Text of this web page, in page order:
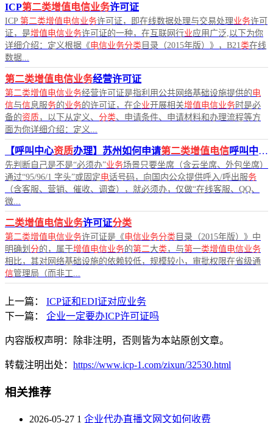
ICP第二类增值电信业务许可证
ICP 第二类增值电信业务许可证，即在线数据处理与交易处理业务许可
证，是增值电信业务许可证的一种，在互联网行业应用广泛,以下为你
详细介绍：定义根据《电信业务分类 目录（2015年版）》，B21类在线
数据...
第二类增值电信业务经营许可证
第二类增值电信业务经营许可证是指利用公共网络基础设施提供的电
信与信息服务的业务的许可证，在企业开展相关增值电信业务时是必
备的资质，以下从定义、 分类、申请条件、申请材料和办理流程等方
面为你详细介绍：定义...
【呼叫中心资质办理】苏州如何申请第二类增值电信呼叫中心许可证？
先判断自己是不是“必须办”业务场景只要坐席（含云坐席、外包坐席）
通过“95/96/1 字头”或固定电话号码，向国内公众提供呼入/呼出服务
（含客服、营销、催收、调查），就必须办，仅做“在线客服、QQ、
微...
二类增值电信业务许可证分类
第二类增值电信业务许可证是《电信业务分类 目录（2015年版）》中
明确划 分的，属于增值电信业务的第二大类 ，与第一类增值电信业务
相比，其对网络基础设施的依赖较低，规模较小，审批权限在省级通
信管理局（而非工...
上一篇：
ICP证和EDI证对应业务
下一篇：
企业一定要办ICP许可证吗
内容版权声明：除非注明，否则皆为本站原创文章。
转载注明出处： https://www.icp-1.com/zixun/32530.html
相关推荐
2026-05-27 1 企业代办直播文网文如何收费